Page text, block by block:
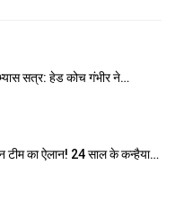
सत्र: हेड कोच गंभीर ने…
टीम का ऐलान! 24 साल के कन्हैया…